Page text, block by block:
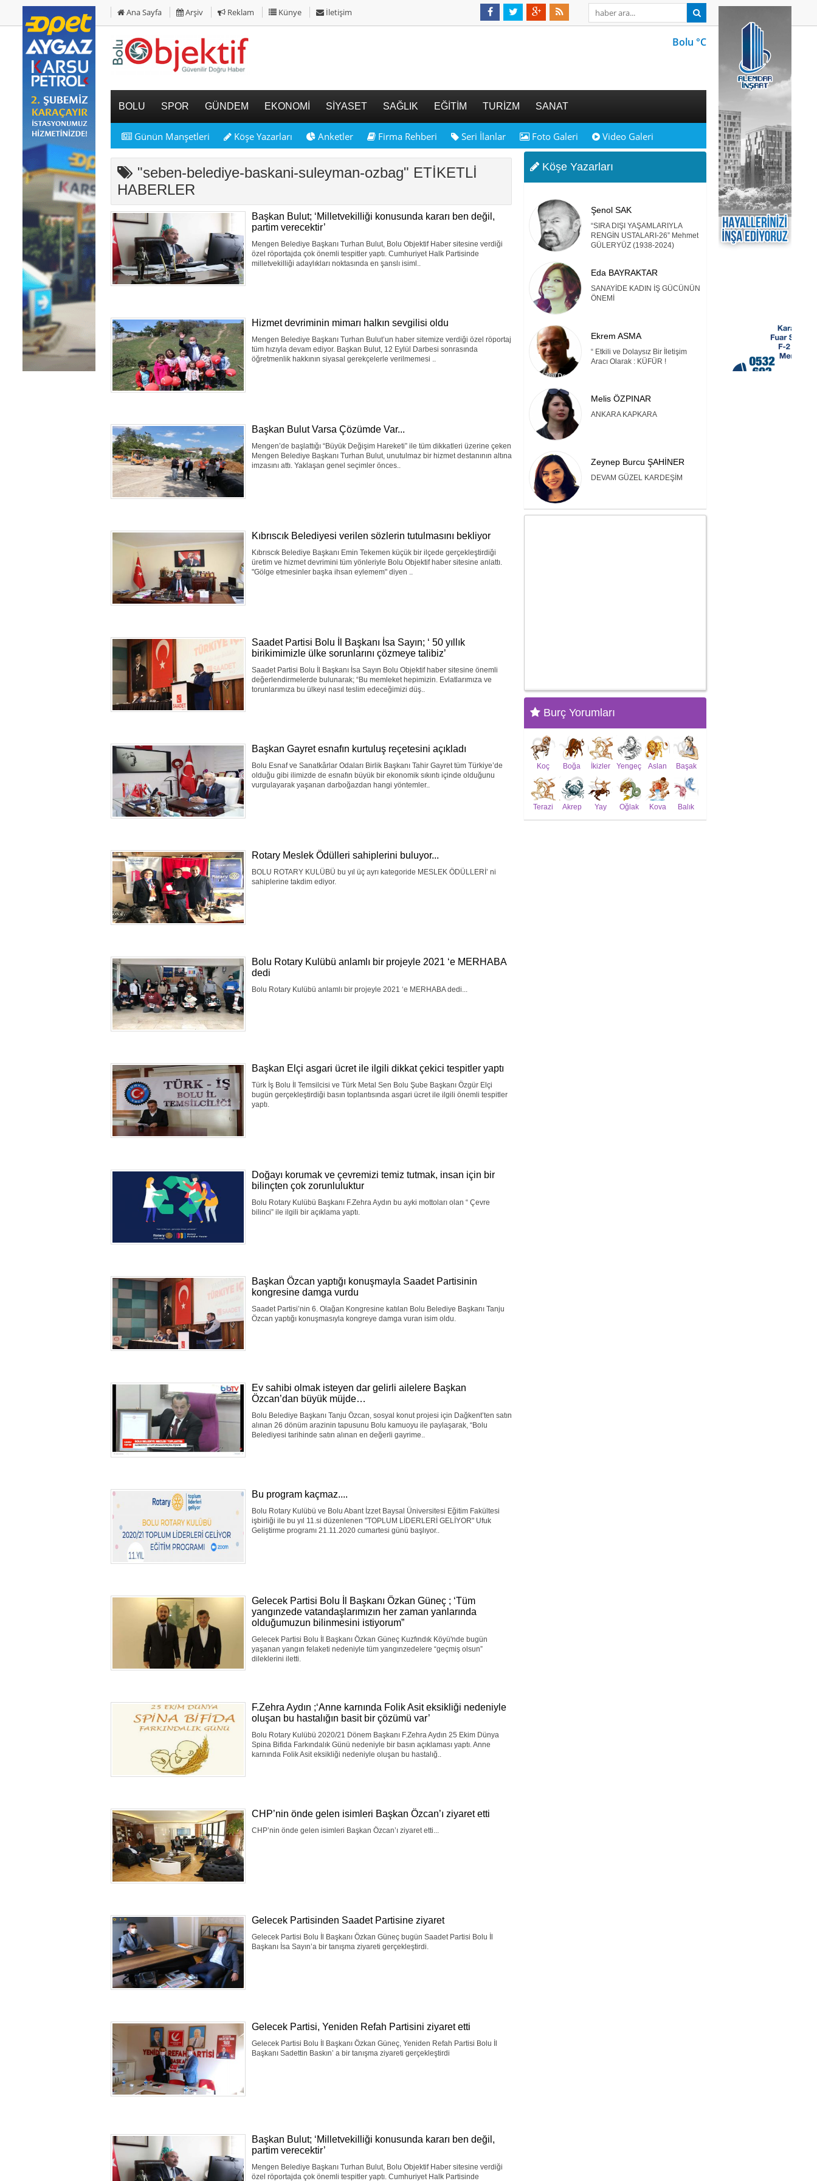
Ana Sayfa Arşiv Reklam Künye İletişim
Bolu °C
BOLU SPOR GÜNDEM EKONOMİ SİYASET SAĞLIK EĞİTİM TURİZM SANAT
Günün Manşetleri Köşe Yazarları Anketler Firma Rehberi Seri İlanlar Foto Galeri Video Galeri
"seben-belediye-baskani-suleyman-ozbag" ETİKETLİ
HABERLER
Başkan Bulut; ‘Milletvekilliği konusunda kararı ben değil,
partim verecektir’
Mengen Belediye Başkanı Turhan Bulut, Bolu Objektif Haber sitesine verdiği
özel röportajda çok önemli tespitler yaptı. Cumhuriyet Halk Partisinde
milletvekilliği adaylıkları noktasında en şanslı isiml..
Hizmet devriminin mimarı halkın sevgilisi oldu
Mengen Belediye Başkanı Turhan Bulut’un haber sitemize verdiği özel röportaj
tüm hızıyla devam ediyor. Başkan Bulut, 12 Eylül Darbesi sonrasında
öğretmenlik hakkının siyasal gerekçelerle verilmemesi ..
Başkan Bulut Varsa Çözümde Var...
Mengen’de başlattığı “Büyük Değişim Hareketi” ile tüm dikkatleri üzerine çeken
Mengen Belediye Başkanı Turhan Bulut, unutulmaz bir hizmet destanının altına
imzasını attı. Yaklaşan genel seçimler önces..
Kıbrıscık Belediyesi verilen sözlerin tutulmasını bekliyor
Kıbrıscık Belediye Başkanı Emin Tekemen küçük bir ilçede gerçekleştirdiği
üretim ve hizmet devrimini tüm yönleriyle Bolu Objektif haber sitesine anlattı.
"Gölge etmesinler başka ihsan eylemem" diyen ..
Saadet Partisi Bolu İl Başkanı İsa Sayın; ‘ 50 yıllık
birikimimizle ülke sorunlarını çözmeye talibiz’
Saadet Partisi Bolu İl Başkanı İsa Sayın Bolu Objektif haber sitesine önemli
değerlendirmelerde bulunarak; “Bu memleket hepimizin. Evlatlarımıza ve
torunlarımıza bu ülkeyi nasıl teslim edeceğimizi düş..
Başkan Gayret esnafın kurtuluş reçetesini açıkladı
Bolu Esnaf ve Sanatkârlar Odaları Birlik Başkanı Tahir Gayret tüm Türkiye’de
olduğu gibi ilimizde de esnafın büyük bir ekonomik sıkıntı içinde olduğunu
vurgulayarak yaşanan darboğazdan hangi yöntemler..
Rotary Meslek Ödülleri sahiplerini buluyor...
BOLU ROTARY KULÜBÜ bu yıl üç ayrı kategoride MESLEK ÖDÜLLERİ’ ni
sahiplerine takdim ediyor.
Bolu Rotary Kulübü anlamlı bir projeyle 2021 ‘e MERHABA
dedi
Bolu Rotary Kulübü anlamlı bir projeyle 2021 ‘e MERHABA dedi...
Başkan Elçi asgari ücret ile ilgili dikkat çekici tespitler yaptı
Türk İş Bolu İl Temsilcisi ve Türk Metal Sen Bolu Şube Başkanı Özgür Elçi
bugün gerçekleştirdiği basın toplantısında asgari ücret ile ilgili önemli tespitler
yaptı.
Doğayı korumak ve çevremizi temiz tutmak, insan için bir
bilinçten çok zorunluluktur
Bolu Rotary Kulübü Başkanı F.Zehra Aydın bu ayki mottoları olan “ Çevre
bilinci” ile ilgili bir açıklama yaptı.
Başkan Özcan yaptığı konuşmayla Saadet Partisinin
kongresine damga vurdu
Saadet Partisi’nin 6. Olağan Kongresine katılan Bolu Belediye Başkanı Tanju
Özcan yaptığı konuşmasıyla kongreye damga vuran isim oldu.
Ev sahibi olmak isteyen dar gelirli ailelere Başkan
Özcan’dan büyük müjde…
Bolu Belediye Başkanı Tanju Özcan, sosyal konut projesi için Dağkent’ten satın
alınan 26 dönüm arazinin tapusunu Bolu kamuoyu ile paylaşarak, “Bolu
Belediyesi tarihinde satın alınan en değerli gayrime..
Bu program kaçmaz....
Bolu Rotary Kulübü ve Bolu Abant İzzet Baysal Üniversitesi Eğitim Fakültesi
işbirliği ile bu yıl 11.si düzenlenen "TOPLUM LİDERLERİ GELİYOR" Ufuk
Geliştirme programı 21.11.2020 cumartesi günü başlıyor..
Gelecek Partisi Bolu İl Başkanı Özkan Güneç ; ‘Tüm
yangınzede vatandaşlarımızın her zaman yanlarında
olduğumuzun bilinmesini istiyorum”
Gelecek Partisi Bolu İl Başkanı Özkan Güneç Kuzfındık Köyü'nde bugün
yaşanan yangın felaketi nedeniyle tüm yangınzedelere “geçmiş olsun”
dileklerini iletti.
F.Zehra Aydın ;‘Anne karnında Folik Asit eksikliği nedeniyle
oluşan bu hastalığın basit bir çözümü var’
Bolu Rotary Kulübü 2020/21 Dönem Başkanı F.Zehra Aydın 25 Ekim Dünya
Spina Bifida Farkındalık Günü nedeniyle bir basın açıklaması yaptı. Anne
karnında Folik Asit eksikliği nedeniyle oluşan bu hastalığ..
CHP’nin önde gelen isimleri Başkan Özcan’ı ziyaret etti
CHP’nin önde gelen isimleri Başkan Özcan’ı ziyaret etti...
Gelecek Partisinden Saadet Partisine ziyaret
Gelecek Partisi Bolu İl Başkanı Özkan Güneç bugün Saadet Partisi Bolu İl
Başkanı İsa Sayın’a bir tanışma ziyareti gerçekleştirdi.
Gelecek Partisi, Yeniden Refah Partisini ziyaret etti
Gelecek Partisi Bolu İl Başkanı Özkan Güneç, Yeniden Refah Partisi Bolu İl
Başkanı Sadettin Baskın’ a bir tanışma ziyareti gerçekleştirdi
Başkan Bulut; ‘Milletvekilliği konusunda kararı ben değil,
partim verecektir’
Mengen Belediye Başkanı Turhan Bulut, Bolu Objektif Haber sitesine verdiği
özel röportajda çok önemli tespitler yaptı. Cumhuriyet Halk Partisinde
Köşe Yazarları
Şenol SAK
“SIRA DIŞI YAŞAMLARIYLA
RENGİN USTALARI-26” Mehmet
GÜLERYÜZ (1938-2024)
Eda BAYRAKTAR
SANAYİDE KADIN İŞ GÜCÜNÜN
ÖNEMİ
Ekrem ASMA
“ Etkili ve Dolaysız Bir İletişim
Aracı Olarak : KÜFÜR !
Melis ÖZPINAR
ANKARA KAPKARA
Zeynep Burcu ŞAHİNER
DEVAM GÜZEL KARDEŞİM
Burç Yorumları
Koç Boğa İkizler Yengeç Aslan Başak
Terazi Akrep Yay Oğlak Kova Balık